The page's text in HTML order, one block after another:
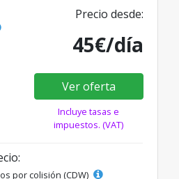
Precio desde:
45€/día
Ver oferta
Incluye tasas e
impuestos. (VAT)
por colisión (CDW)